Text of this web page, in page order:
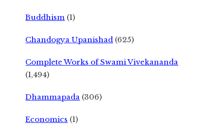
Buddhism (1)
Chandogya Upanishad (625)
Complete Works of Swami Vivekananda
(1,494)
Dhammapada (306)
Economics (1)